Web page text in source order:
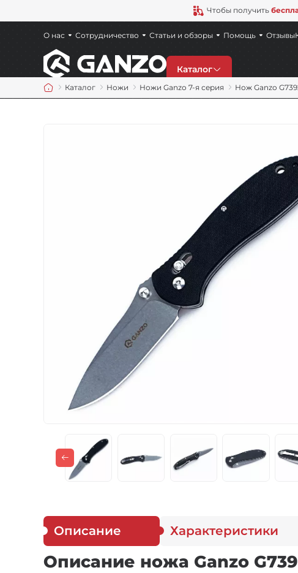
Чтобы получить
Каталог
Точила
Мультитулы
Газовые горелки
Снаряжение
О нас Сотрудничество Статьи и обзоры Помощь Отзывы
Каталог Ножи Ножи Ganzo 7-я серия Нож Ganzo
Описание Характеристики
Описание ножа Ganzo